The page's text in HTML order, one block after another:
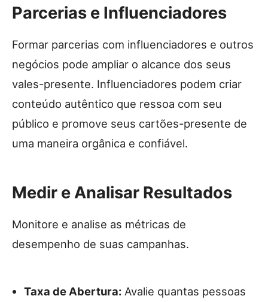
Parcerias e Influenciadores
Formar parcerias com influenciadores e outros
negócios pode ampliar o alcance dos seus
vales-presente. Influenciadores podem criar
conteúdo autêntico que ressoa com seu
público e promove seus cartões-presente de
uma maneira orgânica e confiável.
Medir e Analisar Resultados
Monitore e analise as métricas de
desempenho de suas campanhas.
Taxa de Abertura: Avalie quantas pessoas